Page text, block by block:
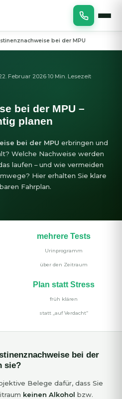
bei der MPU
Februar 2026·10 Min. Lesezeit·
bei der MPU –
planen
bei der MPU erbringen und
Welche Nachweise werden
laufen – und wie vermeiden
Hier erhalten Sie klare
Fahrplan.
mehrere Tests
Urinprogramm
über den Zeitraum
Plan statt Stress
früh klären
statt „auf Verdacht“
bei der
sie?
Belege dafür, dass Sie
keinen Alkohol bzw.